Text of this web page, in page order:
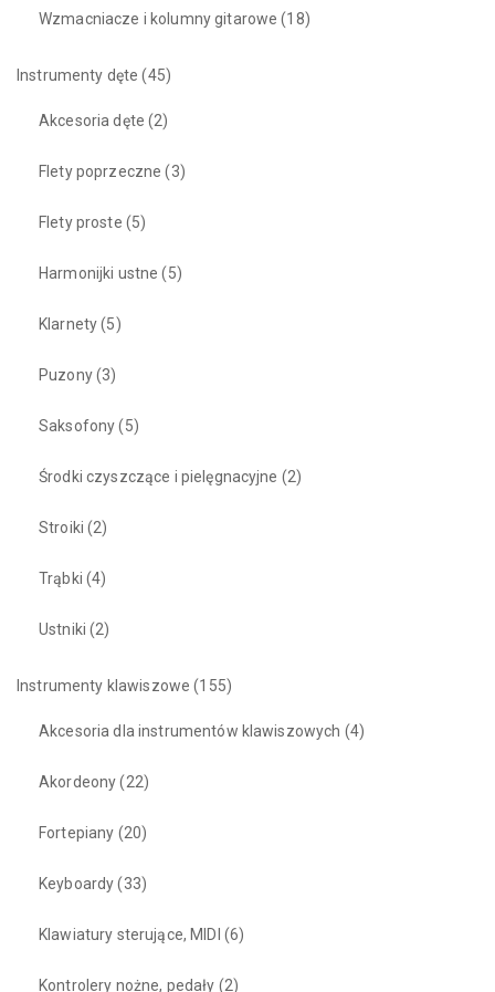
Wzmacniacze i kolumny gitarowe (18)
Instrumenty dęte (45)
Akcesoria dęte (2)
Flety poprzeczne (3)
Flety proste (5)
Harmonijki ustne (5)
Klarnety(5)
Puzony(3)
Saksofony(5)
Środki czyszczące i pielęgnacyjne (2)
Stroiki (2)
Trąbki (4)
Ustniki (2)
Instrumenty klawiszowe (155)
Akcesoria dla instrumentów klawiszowych (4)
Akordeony(22)
Fortepiany (20)
Keyboardy(33)
Klawiatury sterujące, MIDI (6)
Kontrolery nożne, pedały (2)